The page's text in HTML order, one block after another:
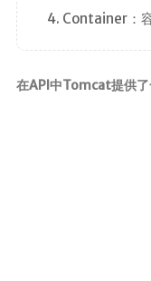
Container：
在API中Tomcat提供